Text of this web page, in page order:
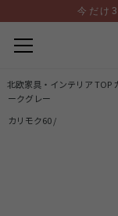
今だけ
北欧家具・インテリア TOP
ークグレー
カリモク60 /